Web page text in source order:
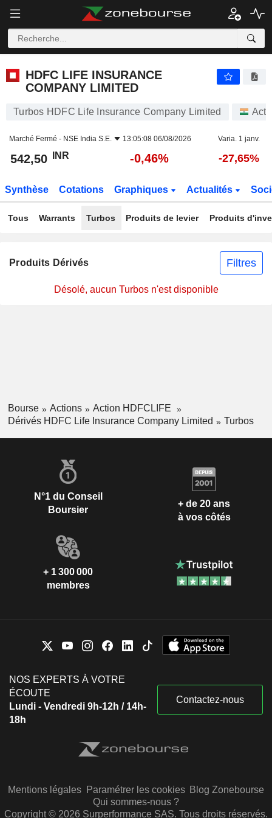
HDFC LIFE INSURANCE
COMPANY LIMITED
Turbos HDFC Life Insurance Company Limited
Marché Fermé - NSE India S.E. 13:05:08 06/08/2026 Varia. 1 janv.
542,50 INR -0,46% -27,65%
Synthèse Cotations Graphiques Actualités
Tous Warrants Turbos Produits de levier Produits
Produits Dérivés Filtres
Désolé, aucun Turbos n'est disponible
Bourse Actions
Action HDFCLIFE
Dérivés HDFC Life Insurance Company Limited
Turbos
N°1 du Conseil
Boursier
+ de 20 ans
à vos côtés
+ 1 300 000
membres
NOS EXPERTS À VOTRE
ÉCOUTE
Lundi - Vendredi 9h-12h / 14h-
18h
Contactez-nous
Mentions légales Paramétrer les cookies Blog Zonebourse
Qui sommes-nous ?
Copyright © 2026 Surperformance SAS. Tous droits réservés.